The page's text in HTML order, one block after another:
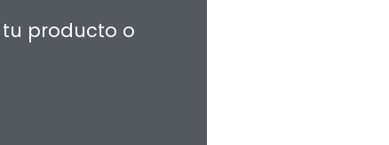
producto o